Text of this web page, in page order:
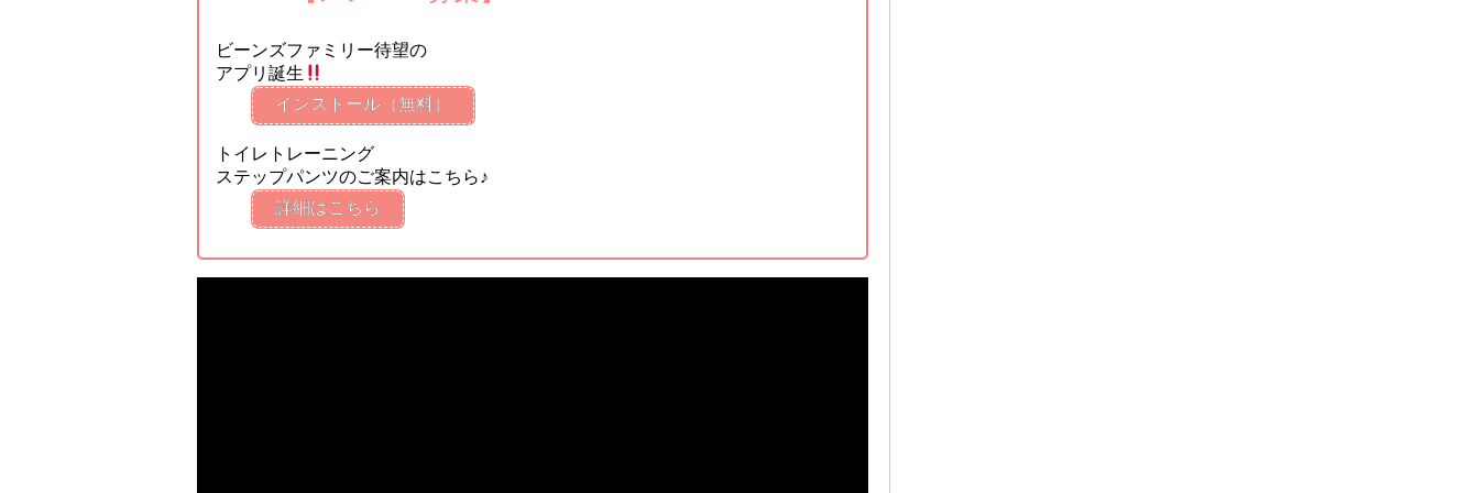
ビーンズファミリー待望の
アプリ誕生
インストール（無料）
トイレトレーニング
ステップパンツのご案内はこちら♪
詳細はこちら